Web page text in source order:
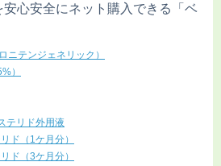
安心安全にネット購入できる「ベ
ニテンジェネリック）
）
テリド外用液
ド（1ケ月分）
ド（3ケ月分）